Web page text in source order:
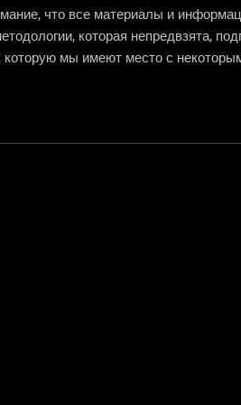
что все материалы и
которая непредвзята,
которую мы имеют место с